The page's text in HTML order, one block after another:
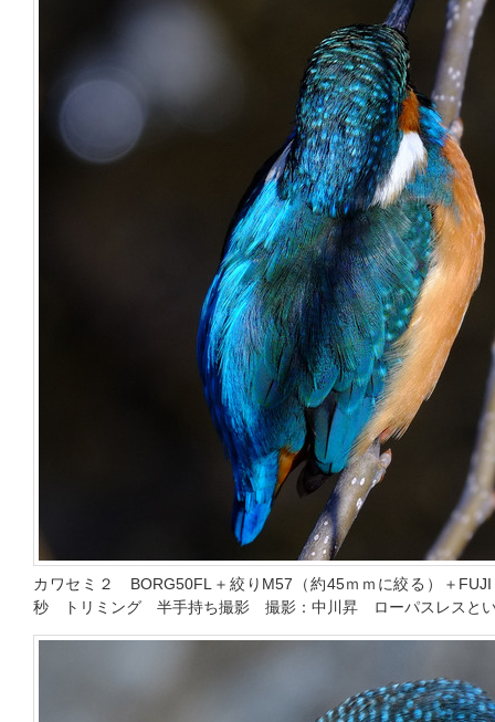
カワセミ２ BORG50FL＋絞りM57（約45ｍｍに絞る）＋
秒 トリミング 半手持ち撮影 撮影：中川昇 ローパスレスとい